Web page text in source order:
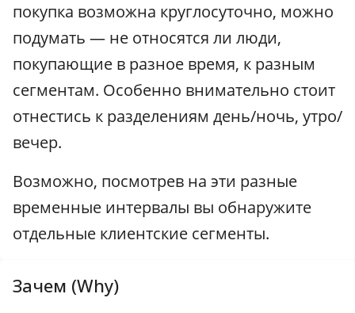
покупка возможна круглосуточно, можно
подумать — не относятся ли люди,
покупающие в разное время, к разным
сегментам. Особенно внимательно стоит
отнестись к разделениям день/ночь, утро/
вечер.
Возможно, посмотрев на эти разные
временные интервалы вы обнаружите
отдельные клиентские сегменты.
Зачем (Why)